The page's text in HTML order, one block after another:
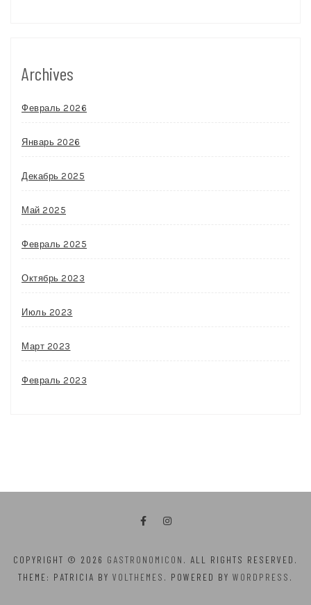
Archives
Февраль 2026
Январь 2026
Декабрь 2025
Май 2025
Февраль 2025
Октябрь 2023
Июль 2023
Март 2023
Февраль 2023
COPYRIGHT © 2026 GASTRONOMICON . ALL RIGHTS RESERVED.
THEME: PATRICIA BY VOLTHEMES . POWERED BY WORDPRESS .